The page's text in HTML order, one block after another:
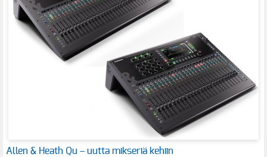
Allen & Heath Qu – uutta mikseriä kehiin